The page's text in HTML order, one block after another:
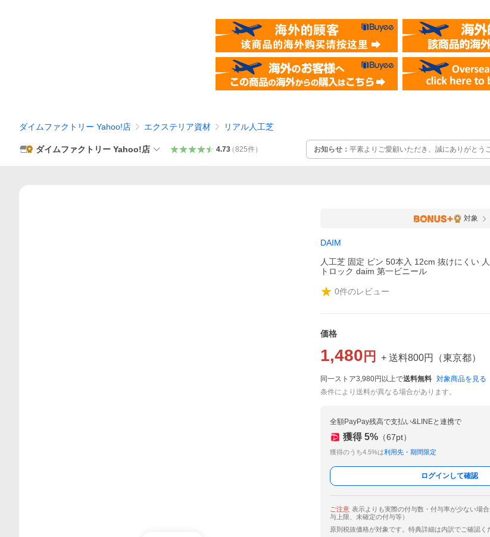
ダイムファクトリー Yahoo!店 エクステリア資材 リアル人工芝
ダイムファクトリー Yahoo!店 4.73（825件） お知らせ： 平素よりご愛顧いただき、誠にありがとう
（土）～8月16日（日）の期間は、お盆休業とさせて
対象
DAIM
人工芝 固定 ピン 50本入 12cm 抜けにくい
トロック daim 第一ビニール
0件のレビュー
価格
1,480 円 + 送料800円 （東京都）
同一ストア3,980円以上で送料無料 対象商品を見る
条件により送料が異なる場合があります。
全額PayPay残高で支払い&LINEと連携で
獲得 5% （67pt）
獲得のうち4.5%は利用先・期間限定
ログインして確認
ご注意 表示よりも実際の付与数・付与率が少ない場
与上限、未確定の付与等）
原則税抜価格が対象です。特典詳細は内訳でご確認く